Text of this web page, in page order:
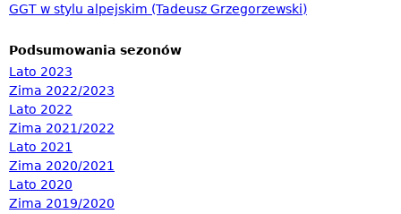
GGT w stylu alpejskim (Tadeusz Grzegorzewski)
Podsumowania sezonów
Lato 2023
Zima 2022/2023
Lato 2022
Zima 2021/2022
Lato 2021
Zima 2020/2021
Lato 2020
Zima 2019/2020